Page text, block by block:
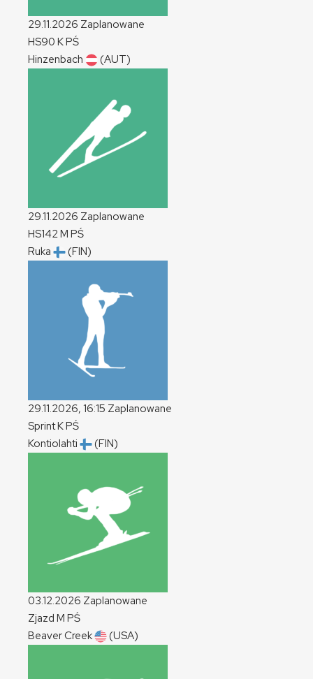
29.11.2026 Zaplanowane
HS90 KPŚ
Hinzenbach
(AUT)
29.11.2026 Zaplanowane
HS142M PŚ
Ruka
(FIN)
29.11.2026, 16:15 Zaplanowane
SprintKPŚ
Kontiolahti
(FIN)
03.12.2026 Zaplanowane
Zjazd M PŚ
Beaver Creek
(USA)